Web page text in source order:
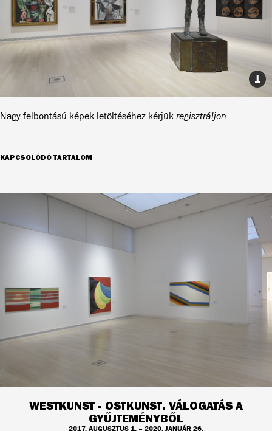
Nagy felbontású képek letöltéséhez kérjük regisztráljon
KAPCSOLÓDÓ TARTALOM
WESTKUNST - OSTKUNST. VÁLOGATÁS A
GYŰJTEMÉNYBŐL
2017. AUGUSZTUS 1. – 2020. JANUÁR 26.